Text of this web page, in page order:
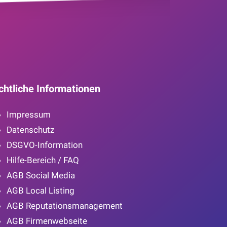
Informationen
Impressum
Datenschutz
DSGVO-Information
Hilfe-Bereich / FAQ
AGB Social Media
AGB Local Listing
AGB Reputationsmanagement
AGB Firmenwebseite